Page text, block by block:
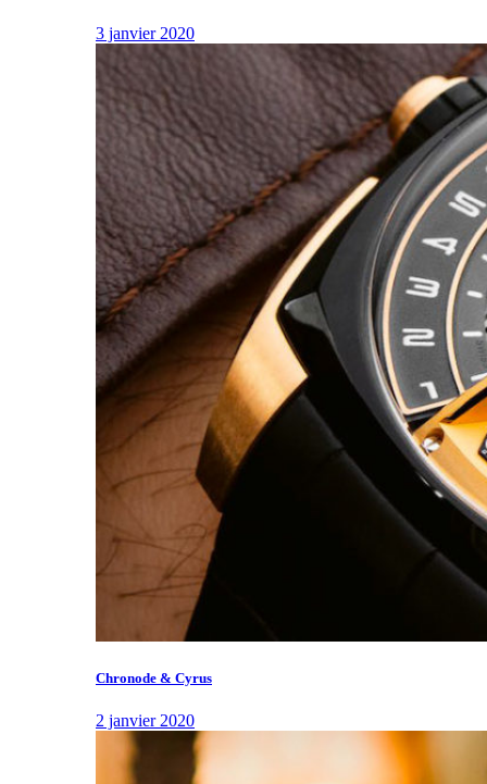
3 janvier 2020
Chronode & Cyrus
2 janvier 2020